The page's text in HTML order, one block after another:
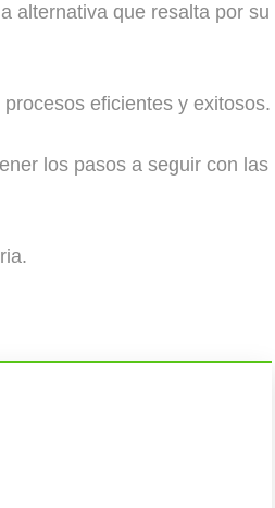
alternativa que resalta por su
eficientes y exitosos.
los pasos a seguir con las